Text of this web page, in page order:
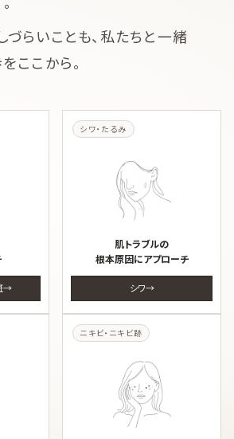
らいことも、私たちと一緒
ここから。
シワ・たるみ
肌トラブルの
根本原因にアプローチ
シワ
ニキビ・ニキビ跡